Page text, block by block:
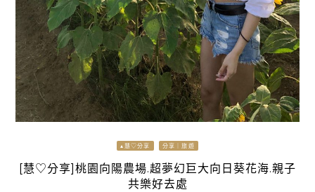
▴慧♡分享 分享｜旅遊
[慧♡分享]桃園向陽農場.超夢幻巨大向日葵花海.親子
共樂好去處